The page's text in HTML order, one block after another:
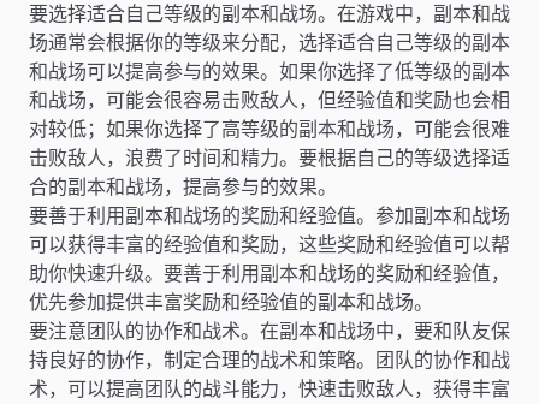
要选择适合自己等级的副本和战场。在游戏中，副本和战
场通常会根据你的等级来分配，选择适合自己等级的副本
和战场可以提高参与的效果。如果你选择了低等级的副本
和战场，可能会很容易击败敌人，但经验值和奖励也会相
对较低；如果你选择了高等级的副本和战场，可能会很难
击败敌人，浪费了时间和精力。要根据自己的等级选择适
合的副本和战场，提高参与的效果。
要善于利用副本和战场的奖励和经验值。参加副本和战场
可以获得丰富的经验值和奖励，这些奖励和经验值可以帮
助你快速升级。要善于利用副本和战场的奖励和经验值，
优先参加提供丰富奖励和经验值的副本和战场。
要注意团队的协作和战术。在副本和战场中，要和队友保
持良好的协作，制定合理的战术和策略。团队的协作和战
术，可以提高团队的战斗能力，快速击败敌人，获得丰富